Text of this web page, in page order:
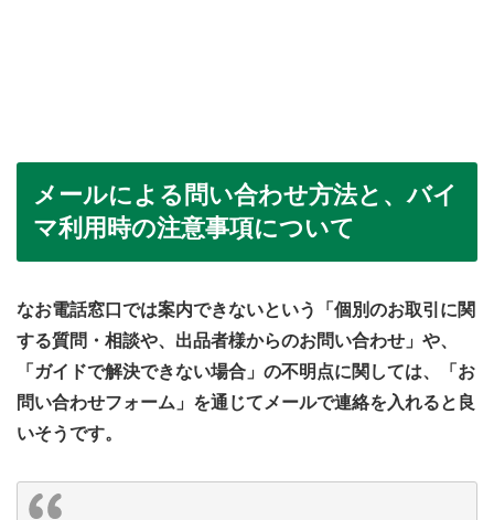
メールによる問い合わせ方法と、バイ
マ利用時の注意事項について
なお電話窓口では案内できないという「個別のお取引に関
する質問・相談や、出品者様からのお問い合わせ」や、
「ガイドで解決できない場合」の不明点に関しては、「お
問い合わせフォーム」を通じてメールで連絡を入れると良
いそうです。